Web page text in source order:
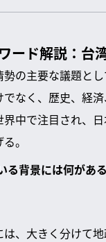
ード解説：台
の主要な議題とし
なく、歴史、経
中で注目され、
。
る背景には何があ
、大きく分けて